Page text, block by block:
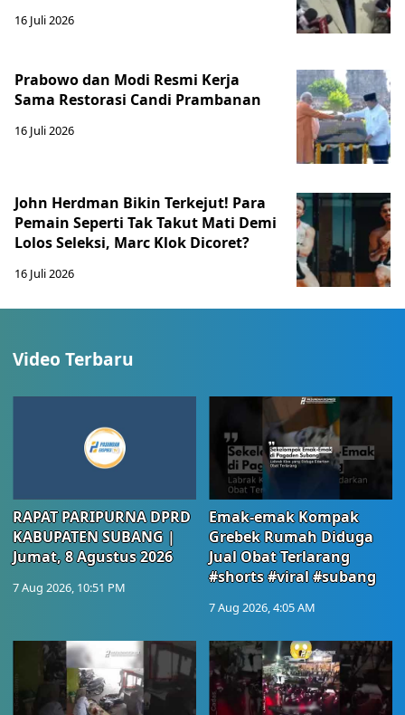
16 Juli 2026
Prabowo dan Modi Resmi Kerja
Sama Restorasi Candi Prambanan
16 Juli 2026
John Herdman Bikin Terkejut! Para
Pemain Seperti Tak Takut Mati Demi
Lolos Seleksi, Marc Klok Dicoret?
16 Juli 2026
Video Terbaru
RAPAT PARIPURNA DPRD
KABUPATEN SUBANG |
Jumat, 8 Agustus 2026
7 Aug 2026, 10:51 PM
Emak-emak Kompak
Grebek Rumah Diduga
Jual Obat Terlarang
#shorts #viral #subang
7 Aug 2026, 4:05 AM